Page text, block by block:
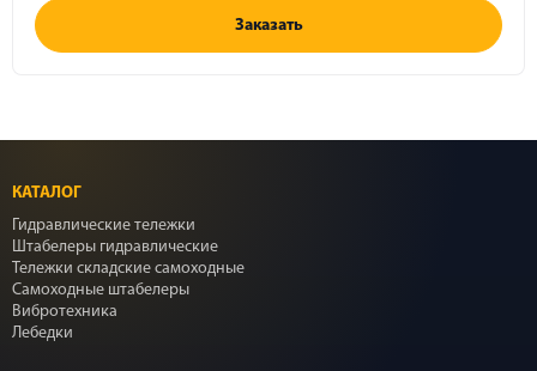
Заказать
КАТАЛОГ
Гидравлические тележки
Штабелеры гидравлические
Тележки складские самоходные
Самоходные штабелеры
Вибротехника
Лебедки